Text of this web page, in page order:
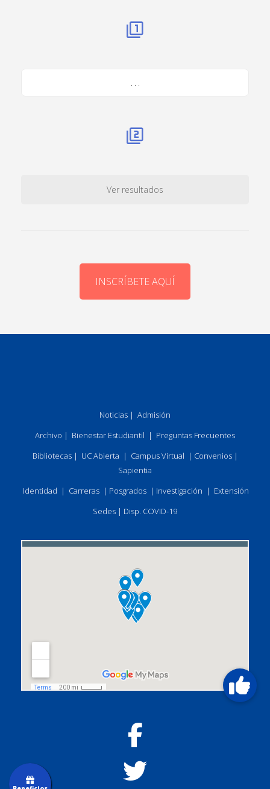
. . .
Ver resultados
INSCRÍBETE AQUÍ
Noticias | Admisión
Archivo | Bienestar Estudiantil | Preguntas Frecuentes
Bibliotecas| UC Abierta | Campus Virtual | Convenios|
Sapientia
Identidad | Carreras | Posgrados | Investigación | Extensión
Sedes | Disp. COVID-19